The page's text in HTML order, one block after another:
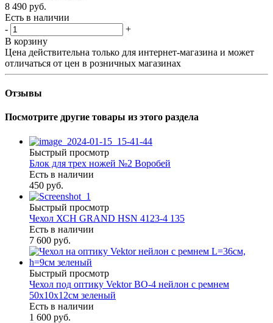
8 490 руб.
Есть в наличии
-
+
В корзину
Цена действительна только для интернет-магазина и может
отличаться от цен в розничных магазинах
Отзывы
Посмотрите другие товары из этого раздела
Быстрый просмотр
Блок для трех ножей №2 Воробей
Есть в наличии
450 руб.
Быстрый просмотр
Чехол ХСН GRAND HSN 4123-4 135
Есть в наличии
7 600 руб.
Быстрый просмотр
Чехол под оптику Vektor BO-4 нейлон с ремнем
50х10х12см зеленый
Есть в наличии
1 600 руб.